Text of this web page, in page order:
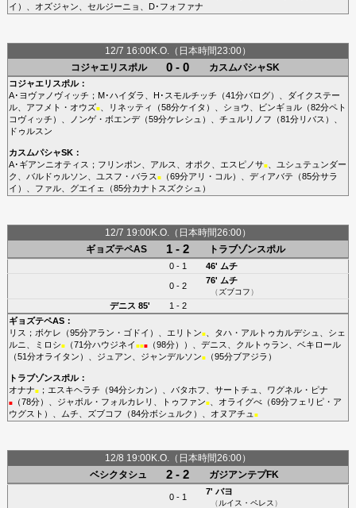
イ ）、 オズジャン セルジーニョ D･フォファナ
12/7 16:00K.O.（日本時間23:00）
コジャエリスポル
0 - 0 カスムパシャSK
コジャエリスポル：
A･ヨヴァノヴィッチ ； M･ハイダラ H･スモルチッチ （41分バログ）、 ダイクステー
ル、 アフメト・オウズ■、 リネッティ （58分ケイタ ）、 ショウ ビンギョル（82分ペト
コヴィッチ ）、 ノンゲ・ボエンデ（59分ケレシュ ）、 チュルリノフ （81分リバス ）、
ドゥルスン
カスムパシャSK：
A･ギアンニオティス ； フリンポン アルス オポク エスピノサ■、
ユシュテュンダー
ク
バルドゥルソン ユスフ・バラス ■（69分アリ・コル）、 ディアバテ （85分サラ
イ ）、 ファル、 グエイェ （85分カナトスズクシュ ）
12/7 19:00K.O.（日本時間26:00）
ギョズテペAS
1 - 2 トラブゾンスポル
0 - 1 46' ムチ
0 - 2
76' ムチ
（ズブコフ）
デニス 85'
1 - 2
ギョズテペAS：
リス ； ボケレ （95分アラン・ゴドイ ）、 エリトン■、 タハ・アルトゥカルデシュ
シェ
ルニ
ミロシ■（71分ハウジネイ ■■■（98分））、 デニス クルトゥラン
ベキロール
（51分オライタン ）、 ジュアン ジャンデルソン■（95分ブアジラ ）
トラブゾンスポル：
オナナ■； エスキヘラチ （94分シカン ）、 バタホフ サートチュ ワグネル・ピナ
■（78分）、 ジャボル・フォルカレリ トゥファン■、 オライグべ（69分フェリピ・ア
ウグスト ）、 ムチ ズブコフ （84分ボシュルク ）、 オヌアチュ ■
12/8 19:00K.O.（日本時間26:00）
ベシクタシュ
2 - 2 ガジアンテプFK
0 - 1
7' バヨ
（ルイス・ペレス ）